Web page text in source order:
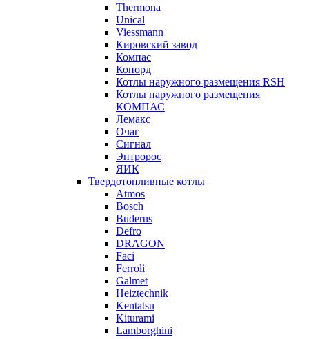
Thermona
Unical
Viessmann
Кировский завод
Компас
Конорд
Котлы наружного размещения RSH
Котлы наружного размещения
КОМПАС
Лемакс
Очаг
Сигнал
Энтророс
ЯИК
Твердотопливные котлы
Atmos
Bosch
Buderus
Defro
DRAGON
Faci
Ferroli
Galmet
Heiztechnik
Kentatsu
Kiturami
Lamborghini